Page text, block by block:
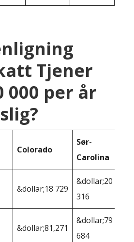
Tjener
000 per år
Colorado
Sør-
Carolina
&dollar;18 729
&dollar;20
316
&dollar;81,271
&dollar;79
684